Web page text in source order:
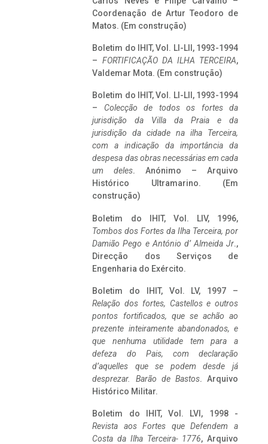
Coordenação de Artur Teodoro de
Matos. (Em construção)
Boletim do IHIT, Vol. LI-LII, 1993-1994
– FORTIFICAÇÃO DA ILHA TERCEIRA,
Valdemar Mota. (Em construção)
Boletim do IHIT, Vol. LI-LII, 1993-1994
– Colecção de todos os fortes da
jurisdição da Villa da Praia e da
jurisdição da cidade na ilha Terceira,
com a indicação da importância da
despesa das obras necessárias em cada
um deles. Anónimo – Arquivo
Histórico Ultramarino. (Em
construção)
Boletim do IHIT, Vol. LIV, 1996,
Tombos dos Fortes da Ilha Terceira, por
Damião Pego e António d’ Almeida Jr.,
Direcção dos Serviços de
Engenharia do Exército.
Boletim do IHIT, Vol. LV, 1997 –
Relação dos fortes, Castellos e outros
pontos fortificados, que se achão ao
prezente inteiramente abandonados, e
que nenhuma utilidade tem para a
defeza do Pais, com declaração
d’aquelles que se podem desde já
desprezar. Barão de Bastos. Arquivo
Histórico Militar.
Boletim do IHIT, Vol. LVI, 1998 -
Revista aos Fortes que Defendem a
Costa da Ilha Terceira- 1776, Arquivo